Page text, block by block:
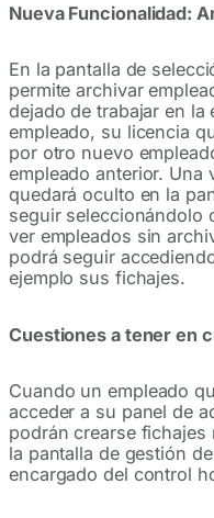
Nueva Funcionalidad:
En la pantalla de
permite archivar
dejado de trabajar en la
empleado, su licencia
por otro nuevo
empleado anterior. Una
quedará oculto en la
seguir seleccionándolo
ver empleados sin
podrá seguir
ejemplo sus fichajes.
Cuestiones a tener en
Cuando un empleado
acceder a su panel de
podrán crearse
la pantalla de gestión
encargado del control